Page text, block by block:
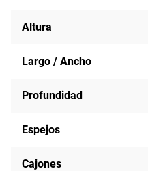
Altura
Largo / Ancho
Profundidad
Espejos
Cajones